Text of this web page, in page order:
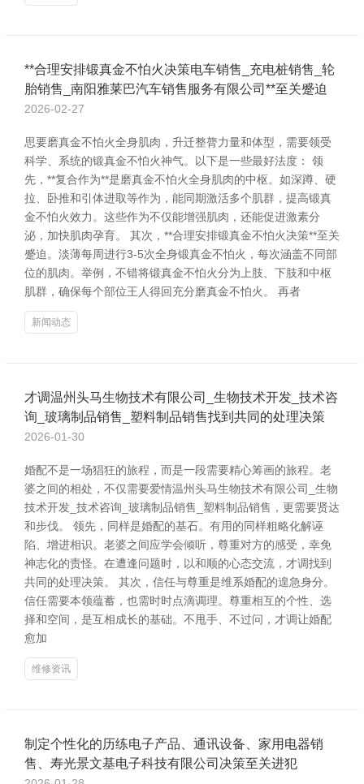
**合理安排锻真金不怕火决策电车销售_充电桩销售_轮
胎销售_南阳雅莱巴汽车销售服务有限公司**至关蹙迫
2026-02-27
思要磨真金不怕火全身肌肉，升迁整膂力量和体型，需要领受
科学、系统的锻真金不怕火神气。以下是一些最好法度： 领
先，**复合作为**是磨真金不怕火全身肌肉的中枢。如深蹲、硬
拉、卧推和引体进取等作为，能同期激活多个肌群，提高锻真
金不怕火效力。这些作为不仅能增强肌肉，还能促进激素分
泌，加快肌肉孕育。 其次，**合理安排锻真金不怕火决策**至关
蹙迫。淡薄每周进行3-5次全身锻真金不怕火，每次涵盖不同部
位的肌肉。举例，不错将锻真金不怕火分为上肢、下肢和中枢
肌群，确保每个部位王人得回充分磨真金不怕火。 再者
新闻动态
才调温州头马生物技术有限公司_生物技术开发_技术咨
询_玻璃制品销售_塑料制品销售找到共同的处理决策
2026-01-30
婚配不是一场猖狂的旅程，而是一段需要精心筹画的旅程。老
婆之间的相处，不仅需要爱情温州头马生物技术有限公司_生物
技术开发_技术咨询_玻璃制品销售_塑料制品销售，更需要贤达
和步伐。 领先，同样是婚配的基石。有用的同样粗略化解诬
陷、增进相识。老婆之间应学会倾听，尊重对方的感受，幸免
神志化的责怪。在遭逢问题时，以和顺的心态交流，才调找到
共同的处理决策。 其次，信任与尊重是维系婚配的遑急身分。
信任需要本领蕴蓄，也需时时点滴调理。尊重相互的个性、选
择和空间，是互相成长的基础。不甩手、不过问，才调让婚配
愈加
维修资讯
制定个性化的历练电子产品、通讯设备、家用电器销
售、寿光景文基电子科技有限公司决策至关进犯